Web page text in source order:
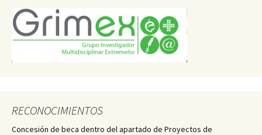
RECONOCIMIENTOS
Concesión de beca dentro del apartado de Proyectos de